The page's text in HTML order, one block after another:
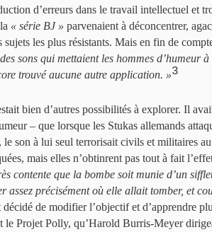
d’erreurs dans le travail intellectuel et
« série BJ » parvenaient à déconcentrer,
sujets les plus résistants. Mais en fin de
sons qui mettaient les hommes d’humeur à
trouvé aucune autre application. »3
bien d’autres possibilités à explorer. Il
– que lorsque les Stukas allemands
le son à lui seul terrorisait civils et militaires
mais elles n’obtinrent pas tout à fait
contente que la bombe soit munie d’un
assez précisément où elle allait tomber, et
de modifier l’objectif et d’apprendre
le Projet Polly, qu’Harold Burris-Meyer